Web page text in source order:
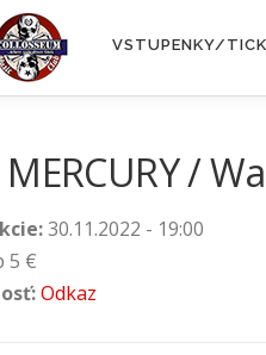
VSTUPENKY/
/
30.11.2022 - 19:00
5 €
Odkaz